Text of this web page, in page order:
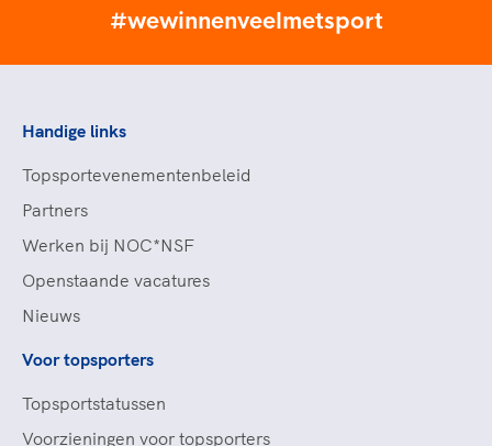
#wewinnenveelmetsport
Handige links
Topsportevenementenbeleid
Partners
Werken bij NOC*NSF
Openstaande vacatures
Nieuws
Voor topsporters
Topsportstatussen
Voorzieningen voor topsporters